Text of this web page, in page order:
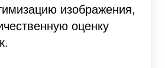
изображения,
оценку